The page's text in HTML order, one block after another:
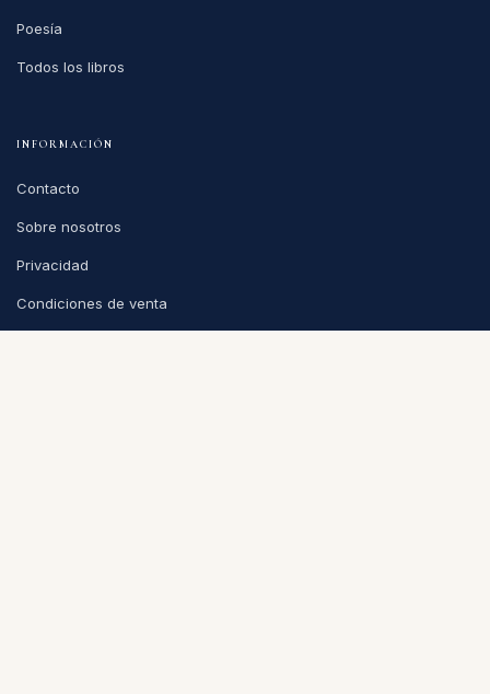
Poesía
Todos los libros
INFORMACIÓN
Contacto
Sobre nosotros
Privacidad
Condiciones de venta